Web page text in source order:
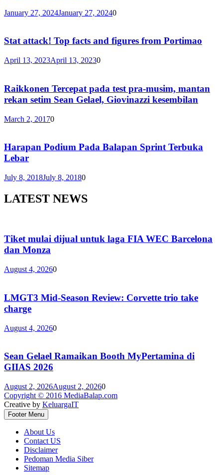
January 27, 2024January 27, 20240
Stat attack! Top facts and figures from Portimao
April 13, 2023April 13, 20230
Raikkonen Tercepat pada test pra-musim, mantan
rekan setim Sean Gelael, Giovinazzi kesembilan
March 2, 20170
Harapan Podium Pada Balapan Sprint Terbuka
Lebar
July 8, 2018July 8, 20180
LATEST NEWS
Tiket mulai dijual untuk laga FIA WEC Barcelona
dan Monza
August 4, 20260
LMGT3 Mid-Season Review: Corvette trio take
charge
August 4, 20260
Sean Gelael Ramaikan Booth MyPertamina di
GIIAS 2026
August 2, 2026August 2, 20260
Copyright © 2016 MediaBalap.com
Creative by KeluargaIT
Footer Menu
About Us
Contact US
Disclaimer
Pedoman Media Siber
Sitemap